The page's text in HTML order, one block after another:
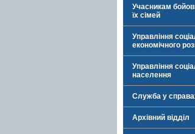
Учасникам
їх сімей
Управління
економічного
Управління
населення
Служба у
Архівний відділ